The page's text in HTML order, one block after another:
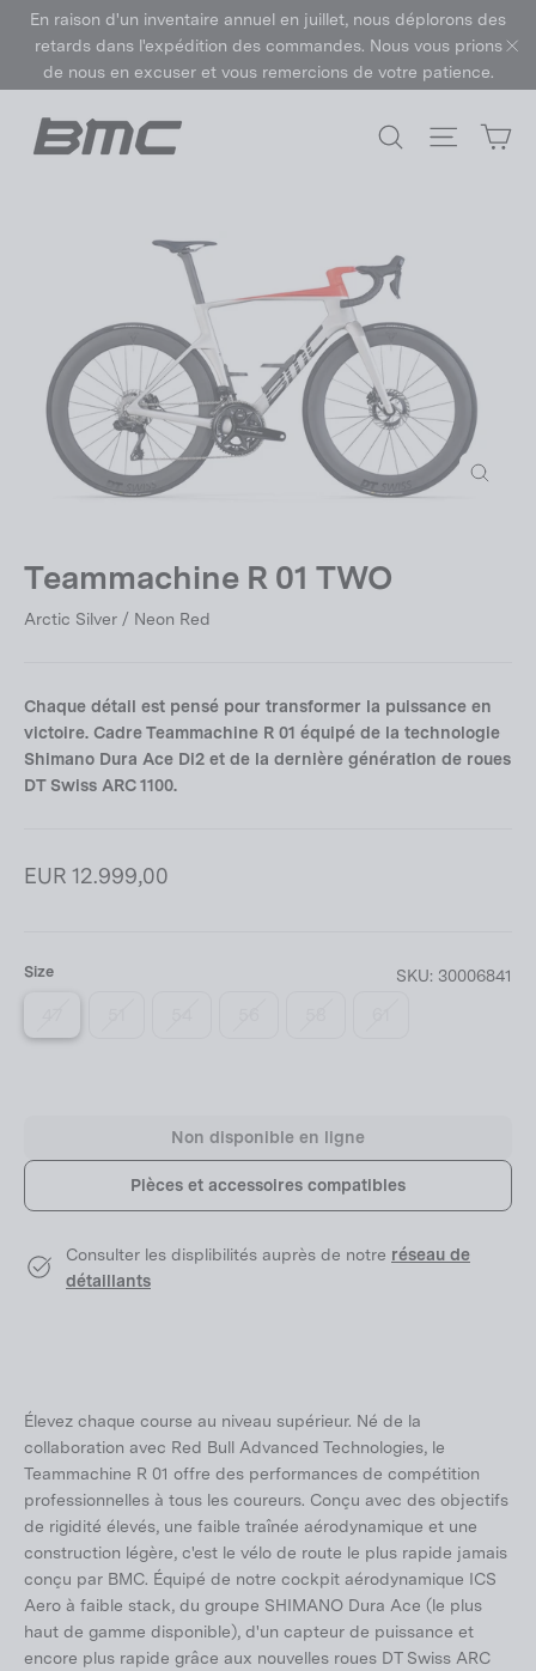
Passer
contenu
En raison d'un inventaire annuel en juillet, nous déplorons des
retards dans l'expédition des commandes. Nous vous prions
de nous en excuser et vous remercions de votre patience.
Rechercher
Teammachine R 01 TWO
Arctic Silver / Neon Red
Chaque détail est pensé pour transformer la puissance en
victoire. Cadre Teammachine R 01 équipé de la technologie
Shimano Dura Ace Di2 et de la dernière génération de roues
DT Swiss ARC 1100.
Prix
EUR 12.999,00
SKU: 30006841
Size
Non disponible en ligne
Pièces et accessoires compatibles
Consulter les displibilités auprès de notre réseau de
détaillants
Élevez chaque course au niveau supérieur. Né de la
collaboration avec Red Bull Advanced Technologies, le
Teammachine R 01 offre des performances de compétition
professionnelles à tous les coureurs. Conçu avec des objectifs
de rigidité élevés, une faible traînée aérodynamique et une
construction légère, c'est le vélo de route le plus rapide jamais
conçu par BMC. Équipé de notre cockpit aérodynamique ICS
Aero à faible stack, du groupe SHIMANO Dura Ace (le plus
haut de gamme disponible), d'un capteur de puissance et
encore plus rapide grâce aux nouvelles roues DT Swiss ARC